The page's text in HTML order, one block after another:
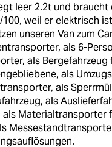
leer 2.2t und braucht
100, weil er elektrisch
unseren Van zum
als 6-
als Bergefahrzeug
als
als
als
als Materialtransporter